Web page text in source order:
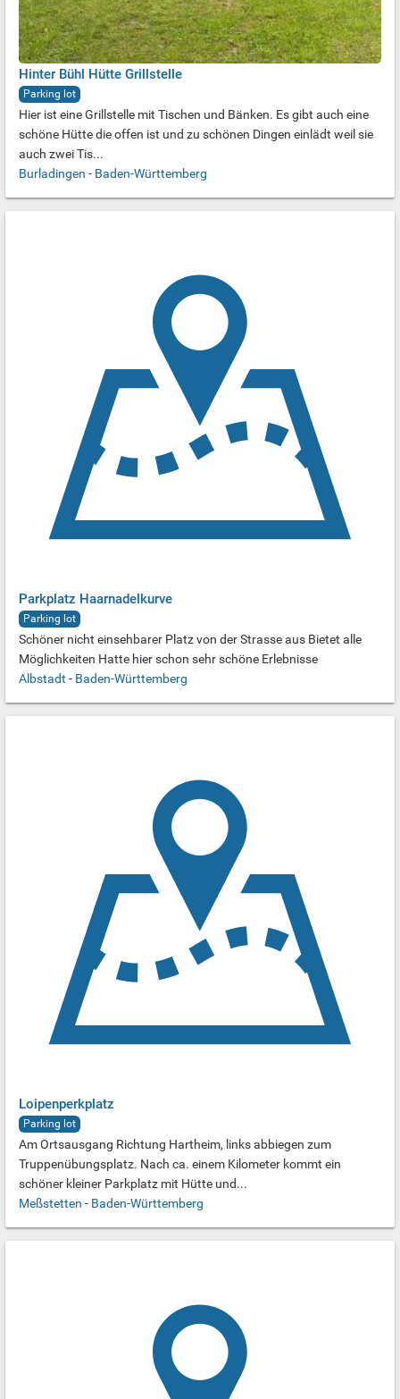
Hinter Bühl Hütte Grillstelle
Parking lot
Hier ist eine Grillstelle mit Tischen und Bänken. Es gibt auch eine
schöne Hütte die offen ist und zu schönen Dingen einlädt weil sie
auch zwei Tis...
Burladingen - Baden-Württemberg
Parkplatz Haarnadelkurve
Parking lot
Schöner nicht einsehbarer Platz von der Strasse aus Bietet alle
Möglichkeiten Hatte hier schon sehr schöne Erlebnisse
Albstadt - Baden-Württemberg
Loipenperkplatz
Parking lot
Am Ortsausgang Richtung Hartheim, links abbiegen zum
Truppenübungsplatz. Nach ca. einem Kilometer kommt ein
schöner kleiner Parkplatz mit Hütte und...
Meßstetten - Baden-Württemberg